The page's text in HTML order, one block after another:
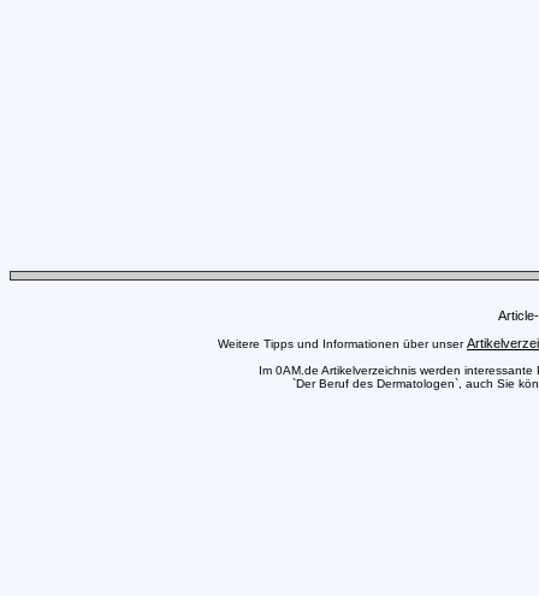
Weitere Tipps und Informationen über unser
Im 0AM.de Artikelverzeichnis werden
`Der Beruf des Dermatologen`, auch Sie